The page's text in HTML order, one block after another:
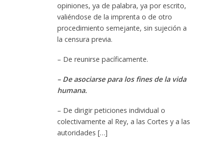
opiniones, ya de palabra, ya por escrito,
valiéndose de la imprenta o de otro
procedimiento semejante, sin sujeción a
la censura previa.
– De reunirse pacíficamente.
– De asociarse para los fines de la vida
humana.
– De dirigir peticiones individual o
colectivamente al Rey, a las Cortes y a las
autoridades […]